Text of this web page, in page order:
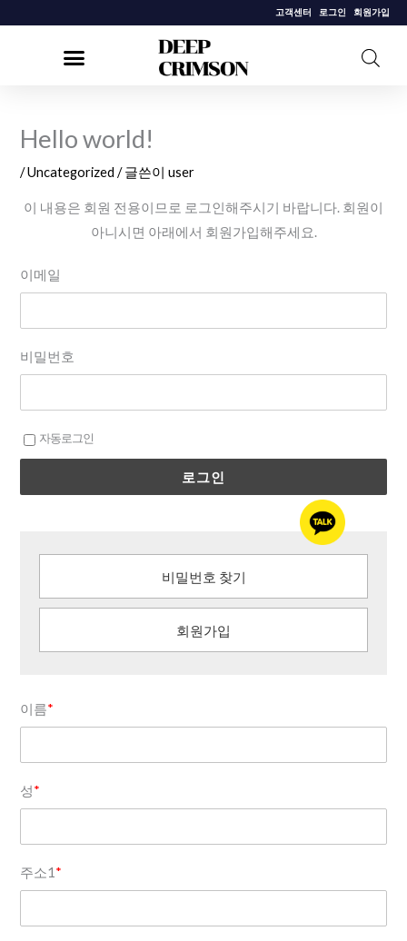
고객센터 로그인 회원가입
Hello world!
/Uncategorized / 글쓴이user
이 내용은 회원 전용이므로 로그인해주시기 바랍니다. 회원이
아니시면 아래에서 회원가입해주세요.
이메일
비밀번호
자동로그인
로그인
비밀번호 찾기
회원가입
이름*
성*
주소1 *